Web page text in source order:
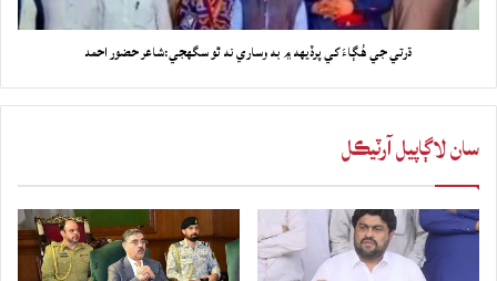
ڌرتي جي هُڳاءَ کي پرڏيهه ۾ به وساري نه ٿو سگهجي:شاعر حضور احمد
سان لاڳاپيل آرٽيڪل